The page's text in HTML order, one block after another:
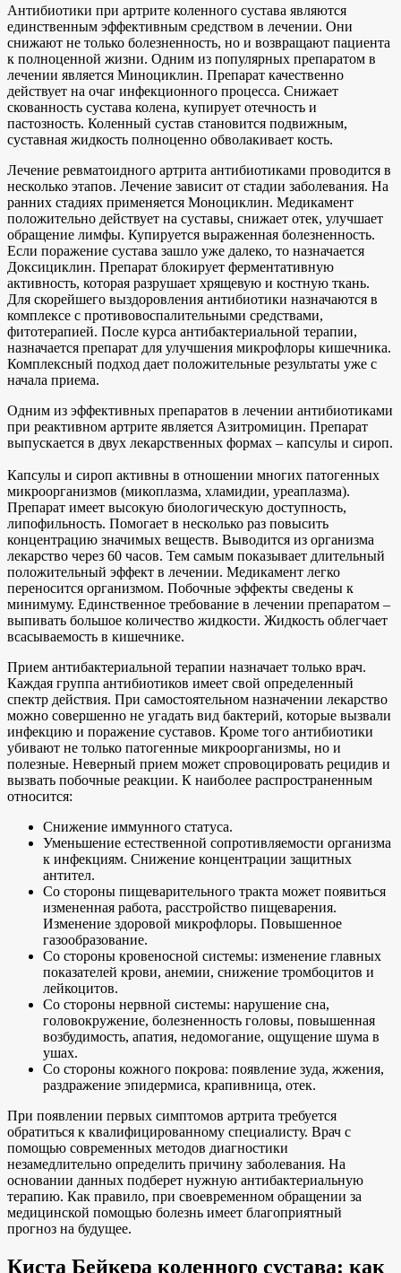
Антибиотики при артрите коленного сустава являются
единственным эффективным средством в лечении. Они
снижают не только болезненность, но и возвращают пациента
к полноценной жизни. Одним из популярных препаратом в
лечении является Миноциклин. Препарат качественно
действует на очаг инфекционного процесса. Снижает
скованность сустава колена, купирует отечность и
пастозность. Коленный сустав становится подвижным,
суставная жидкость полноценно обволакивает кость.
Лечение ревматоидного артрита антибиотиками проводится в
несколько этапов. Лечение зависит от стадии заболевания. На
ранних стадиях применяется Моноциклин. Медикамент
положительно действует на суставы, снижает отек, улучшает
обращение лимфы. Купируется выраженная болезненность.
Если поражение сустава зашло уже далеко, то назначается
Доксициклин. Препарат блокирует ферментативную
активность, которая разрушает хрящевую и костную ткань.
Для скорейшего выздоровления антибиотики назначаются в
комплексе с противовоспалительными средствами,
фитотерапией. После курса антибактериальной терапии,
назначается препарат для улучшения микрофлоры кишечника.
Комплексный подход дает положительные результаты уже с
начала приема.
Одним из эффективных препаратов в лечении антибиотиками
при реактивном артрите является Азитромицин. Препарат
выпускается в двух лекарственных формах – капсулы и сироп.
Капсулы и сироп активны в отношении многих патогенных
микроорганизмов (микоплазма, хламидии, уреаплазма).
Препарат имеет высокую биологическую доступность,
липофильность. Помогает в несколько раз повысить
концентрацию значимых веществ. Выводится из организма
лекарство через 60 часов. Тем самым показывает длительный
положительный эффект в лечении. Медикамент легко
переносится организмом. Побочные эффекты сведены к
минимуму. Единственное требование в лечении препаратом –
выпивать большое количество жидкости. Жидкость облегчает
всасываемость в кишечнике.
Прием антибактериальной терапии назначает только врач.
Каждая группа антибиотиков имеет свой определенный
спектр действия. При самостоятельном назначении лекарство
можно совершенно не угадать вид бактерий, которые вызвали
инфекцию и поражение суставов. Кроме того антибиотики
убивают не только патогенные микроорганизмы, но и
полезные. Неверный прием может спровоцировать рецидив и
вызвать побочные реакции. К наиболее распространенным
относится:
Снижение иммунного статуса.
Уменьшение естественной сопротивляемости организма
к инфекциям. Снижение концентрации защитных
антител.
Со стороны пищеварительного тракта может появиться
измененная работа, расстройство пищеварения.
Изменение здоровой микрофлоры. Повышенное
газообразование.
Со стороны кровеносной системы: изменение главных
показателей крови, анемии, снижение тромбоцитов и
лейкоцитов.
Со стороны нервной системы: нарушение сна,
головокружение, болезненность головы, повышенная
возбудимость, апатия, недомогание, ощущение шума в
ушах.
Со стороны кожного покрова: появление зуда, жжения,
раздражение эпидермиса, крапивница, отек.
При появлении первых симптомов артрита требуется
обратиться к квалифицированному специалисту. Врач с
помощью современных методов диагностики
незамедлительно определить причину заболевания. На
основании данных подберет нужную антибактериальную
терапию. Как правило, при своевременном обращении за
медицинской помощью болезнь имеет благоприятный
прогноз на будущее.
Киста Бейкера коленного сустава: как